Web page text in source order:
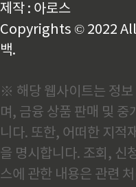
제작 : 아로스
Copyrights © 2022
백.
※ 해당 웹사이트는 정보
며, 금융 상품 판매 및 중
니다. 또한, 어떠한 지적
을 명시합니다. 조회, 신
스에 관한 내용은 관련